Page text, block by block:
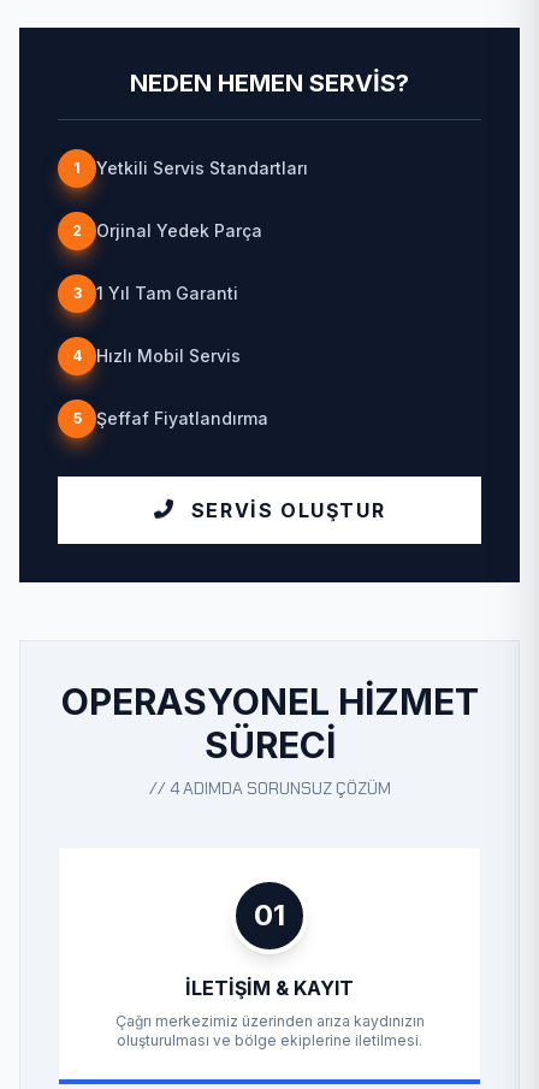
NEDEN HEMEN SERVIS?
1 Yetkili Servis Standartları
2 Orjinal Yedek Parça
3 1 Yıl Tam Garanti
4 Hızlı Mobil Servis
5 Şeffaf Fiyatlandırma
SERVIS OLUŞTUR
OPERASYONEL HIZMET
SÜRECI
// 4 ADIMDA SORUNSUZ ÇÖZÜM
01
İLETIŞIM & KAYIT
Çağrı merkezimiz üzerinden arıza kaydınızın
oluşturulması ve bölge ekiplerine iletilmesi.